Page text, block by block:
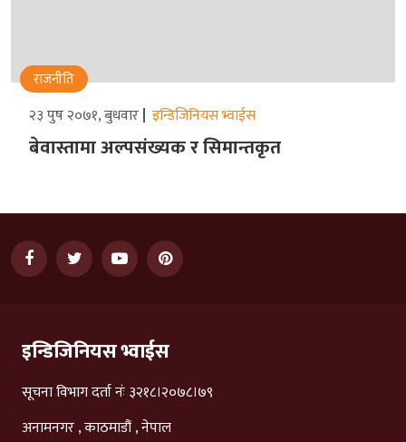
राजनीति
२३ पुष २०७१, बुधवार इन्डिजिनियस भ्वाईस
बेवास्तामा अल्पसंख्यक र सिमान्तकृत
इन्डिजिनियस भ्वाईस
सूचना विभाग दर्ता नंः ३२१८।२०७८।७९
अनामनगर , काठमाडौं , नेपाल